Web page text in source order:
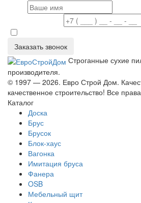
Даю согласие на обработку
Заказать звонок
Строганные сухие
производителя.
© 1997 — 2026. Евро Строй Дом.
качественное строительство! Все
Каталог
Доска
Брус
Брусок
Блок-хаус
Вагонка
Имитация бруса
Фанера
OSB
Мебельный щит